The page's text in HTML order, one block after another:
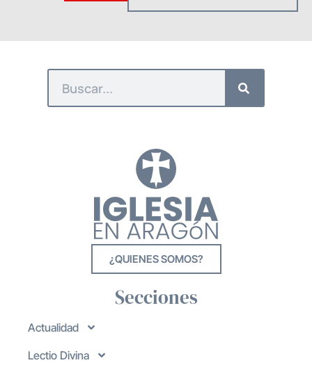
¿QUIENES SOMOS?
Secciones
Actualidad
Lectio Divina